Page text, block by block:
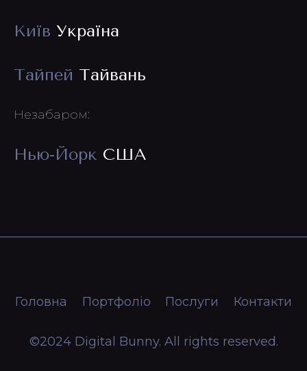
Київ Україна
Тайпей Тайвань
Незабаром:
Нью-Йорк США
Головна Портфоліо Послуги Контакти
©2024 Digital Bunny. All rights reserved.